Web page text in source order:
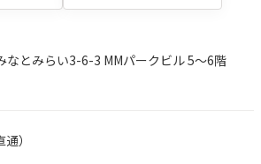
なとみらい3-6-3 MMパークビル 5～6階
）